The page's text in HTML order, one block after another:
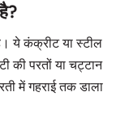
ये कंक्रीट या स्टील
की परतों या चट्टान
में गहराई तक डाला